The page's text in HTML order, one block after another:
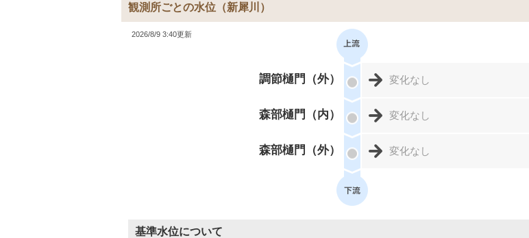
観測所ごとの水位 （新犀川）
2026/8/9 3:40更新
調節樋門（外） 変化なし
森部樋門（内） 変化なし
森部樋門（外） 変化なし
基準水位について